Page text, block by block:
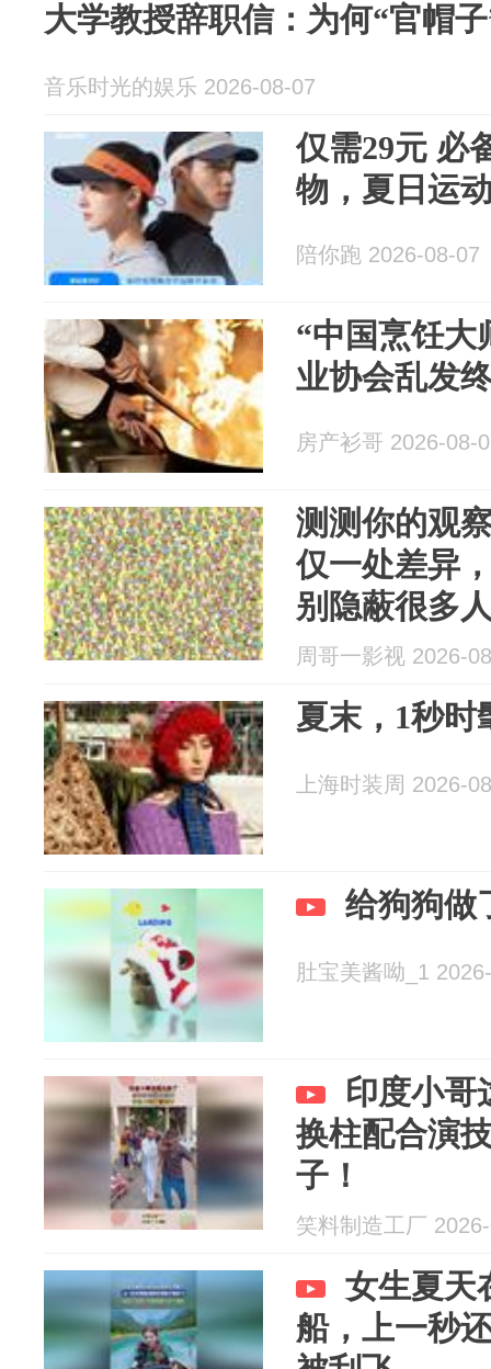
大学教授辞职信：为何“官帽
音乐时光的娱乐 2026-08-07
仅需29元 必
物，夏日运
陪你跑 2026-08-07
“中国烹饪大
业协会乱发
房产衫哥 2026-08-
测测你的观
仅一处差异
别隐蔽很多
周哥一影视 2026-
夏末，1秒时
上海时装周 2026-
给狗狗做
肚宝美酱呦_1
印度小哥
换柱配合演
子！
笑料制造工厂
女生夏天
船，上一秒